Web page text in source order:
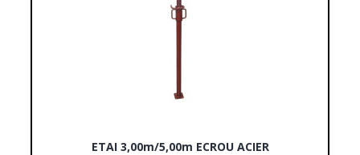
ETAI 3,00m/5,00m ECROU ACIER